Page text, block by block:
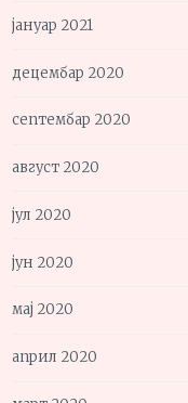
јануар 2021
децембар 2020
септембар 2020
август 2020
јул 2020
јун 2020
мај 2020
април 2020